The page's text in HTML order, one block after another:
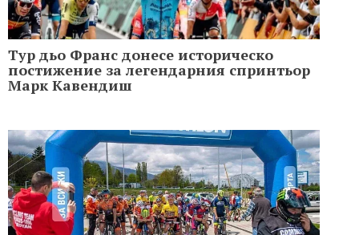
Тур дьо Франс донесе историческо
постижение за легендарния спринтьор
Марк Кавендиш